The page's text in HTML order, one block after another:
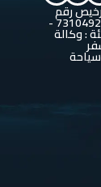
رقم
73104924 -
: وكالة